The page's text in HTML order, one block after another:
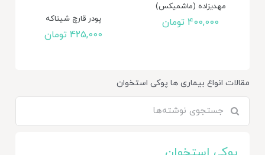
مهدیزاده (ماشمیکس)
400,000 تومان پودر قارچ شیتاکه
425,000 تومان
مقالات انواع بیماری ها پوکی استخوان
برای: